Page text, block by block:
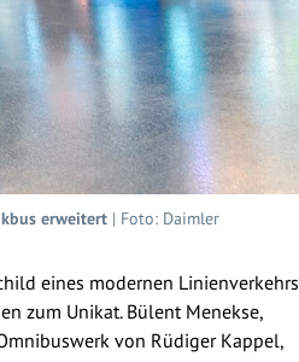
erweitert | Foto: Daimler
eines modernen Linienverkehrs
zum Unikat. Bülent Menekse,
von Rüdiger Kappel,